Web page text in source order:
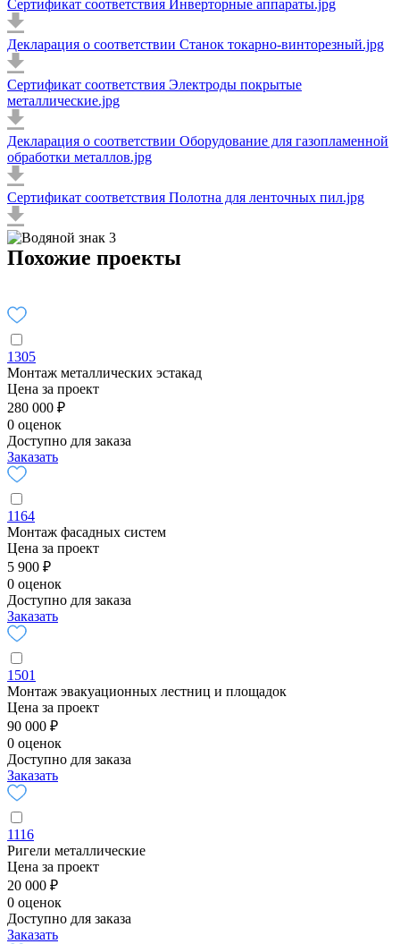
Сертификат соответствия Инверторные аппараты.jpg
Декларация о соответствии Станок токарно-винторезный.jpg
Сертификат соответствия Электроды покрытые
металлические.jpg
Декларация о соответствии Оборудование для газопламенной
обработки металлов.jpg
Сертификат соответствия Полотна для ленточных пил.jpg
Похожие проекты
1305
Монтаж металлических эстакад
Цена за проект
280 000 ₽
0 оценок
Доступно для заказа
Заказать
1164
Монтаж фасадных систем
Цена за проект
5 900 ₽
0 оценок
Доступно для заказа
Заказать
1501
Монтаж эвакуационных лестниц и площадок
Цена за проект
90 000 ₽
0 оценок
Доступно для заказа
Заказать
1116
Ригели металлические
Цена за проект
20 000 ₽
0 оценок
Доступно для заказа
Заказать